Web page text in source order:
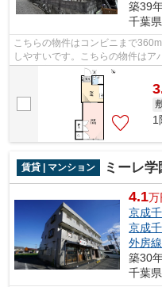
築39
千葉県
こちらの物件はコンビニまで
しやすいです。こちらの物件は
件が豊富にございます。043-300-
1
賃貸 | マンション ミーレ学
4.1万
京成
京成
外房線
築30
千葉県